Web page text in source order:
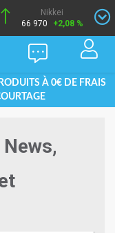
Nikkei
66 970
+2,08 %
À 0€ DE FRAIS